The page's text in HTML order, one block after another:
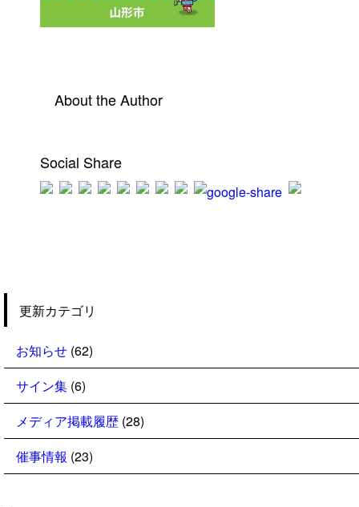
About the Author
Social Share
更新カテゴリ
お知らせ (62)
サイン集 (6)
メディア掲載履歴 (28)
催事情報 (23)